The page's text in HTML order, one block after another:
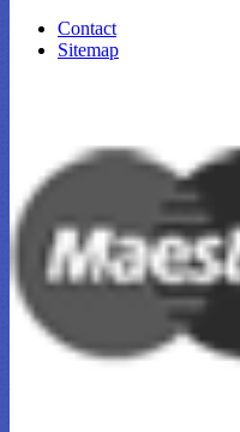
Contact
Sitemap